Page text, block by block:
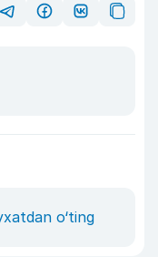
o‘ting